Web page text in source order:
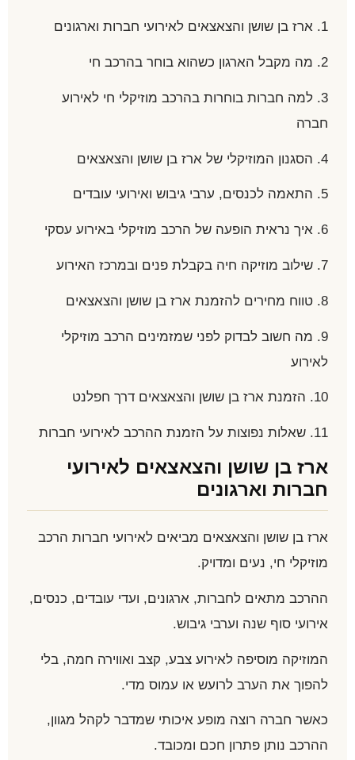
1. ארז בן שושן והצאצאים לאירועי חברות וארגונים
2. מה מקבל הארגון כשהוא בוחר בהרכב חי
3. למה חברות בוחרות בהרכב מוזיקלי חי לאירוע
חברה
4. הסגנון המוזיקלי של ארז בן שושן והצאצאים
5. התאמה לכנסים, ערבי גיבוש ואירועי עובדים
6. איך נראית הופעה של הרכב מוזיקלי באירוע עסקי
7. שילוב מוזיקה חיה בקבלת פנים ובמרכז האירוע
8. טווח מחירים להזמנת ארז בן שושן והצאצאים
9. מה חשוב לבדוק לפני שמזמינים הרכב מוזיקלי
לאירוע
10. הזמנת ארז בן שושן והצאצאים דרך חפלנט
11. שאלות נפוצות על הזמנת ההרכב לאירועי חברות
ארז בן שושן והצאצאים לאירועי
חברות וארגונים
ארז בן שושן והצאצאים מביאים לאירועי חברות הרכב
מוזיקלי חי, נעים ומדויק.
ההרכב מתאים לחברות, ארגונים, ועדי עובדים, כנסים,
אירועי סוף שנה וערבי גיבוש.
המוזיקה מוסיפה לאירוע צבע, קצב ואווירה חמה, בלי
להפוך את הערב לרועש או עמוס מדי.
כאשר חברה רוצה מופע איכותי שמדבר לקהל מגוון,
ההרכב נותן פתרון חכם ומכובד.